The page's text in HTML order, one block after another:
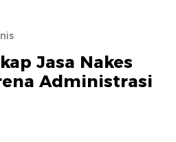
Jasa Nakes
Administrasi